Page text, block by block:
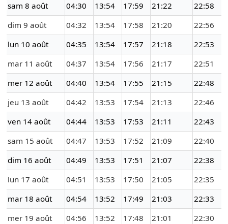
sam 8 août
04:30 13:54 17:59 21:22
22:58
dim 9 août
04:32 13:54 17:58 21:20
22:56
lun 10 août
04:35 13:54 17:57 21:18
22:53
mar 11 août
04:37 13:54 17:56 21:17
22:51
mer 12 août
04:40 13:54 17:55 21:15
22:48
jeu 13 août
04:42 13:53 17:54 21:13
22:46
ven 14 août
04:44 13:53 17:53 21:11
22:43
sam 15 août
04:47 13:53 17:52 21:09
22:40
dim 16 août
04:49 13:53 17:51 21:07
22:38
lun 17 août
04:51 13:53 17:50 21:05
22:35
mar 18 août
04:54 13:52 17:49 21:03
22:33
mer 19 août
04:56 13:52 17:48 21:01
22:30